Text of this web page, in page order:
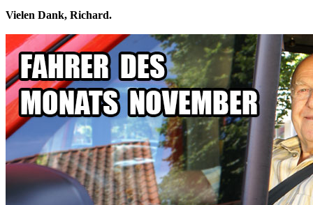
Vielen Dank, Richard.